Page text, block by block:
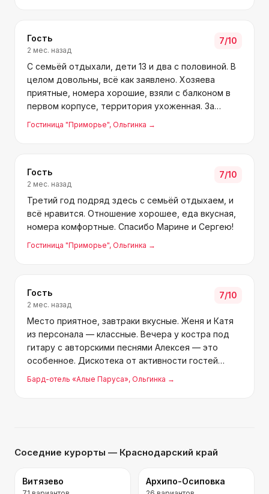
Гость
2 мес. назад
7/10
С семьёй отдыхали, дети 13 и два с половиной. В
целом довольны, всё как заявлено. Хозяева
приятные, номера хорошие, взяли с балконом в
первом корпусе, территория ухоженная. За
Орбиту гулял. До моря близко. Кормят вкусно и
Гостиница "Приморье", Ольгинка →
Гость
2 мес. назад
7/10
Третий год подряд здесь с семьёй отдыхаем, и
всё нравится. Отношение хорошее, еда вкусная,
номера комфортные. Спасибо Марине и Сергею!
Гостиница "Приморье", Ольгинка →
Гость
2 мес. назад
7/10
Место приятное, завтраки вкусные. Женя и Катя
из персонала — классные. Вечера у костра под
гитару с авторскими песнями Алексея — это
особенное. Дискотека от активности гостей
Беседки хорошо оборудованы, две мангальные
Бард-отель «Алые Паруса», Ольгинка →
Соседние курорты — Краснодарский край
Витязево Архипо-Осиповка